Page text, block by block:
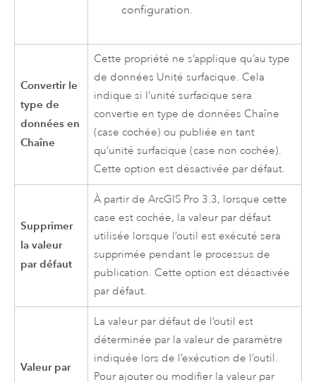
configuration.
Convertir le
type de
données en
Chaîne
Cette propriété ne s’applique qu’au type
de données Unité surfacique. Cela
indique si l’unité surfacique sera
convertie en type de données Chaîne
(case cochée) ou publiée en tant
qu’unité surfacique (case non cochée).
Cette option est désactivée par défaut.
Supprimer
la valeur
par défaut
À partir deArcGIS Pro 3.3, lorsque cette
case est cochée, la valeur par défaut
utilisée lorsque l’outil est exécuté sera
supprimée pendant le processus de
publication. Cette option est désactivée
par défaut.
Valeur par
La valeur par défaut de l’outil est
déterminée par la valeur de paramètre
indiquée lors de l’exécution de l’outil.
Pour ajouter ou modifier la valeur par